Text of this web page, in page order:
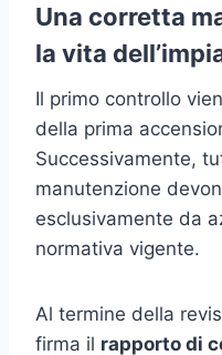
Una corretta
la vita
Il primo controllo
della prima
Successivamente,
manutenzione
esclusivamente da
normativa vigente.
Al termine della
firma il rapporto di